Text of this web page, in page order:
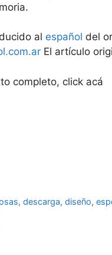
al español del
El artículo
completo, click acá
,descarga,diseño,